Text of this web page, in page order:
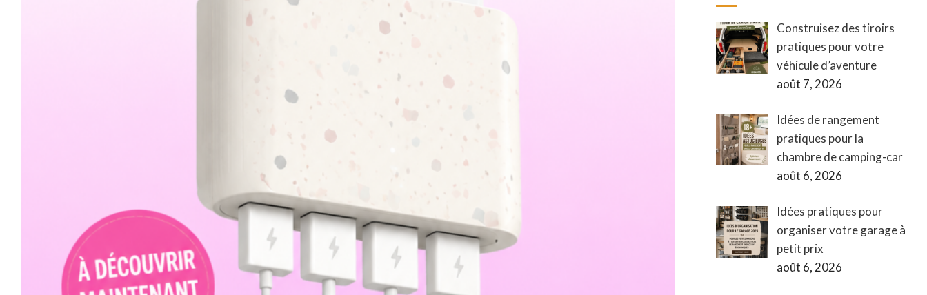
Construisez des tiroirs
pratiques pour votre
véhicule d’aventure
août 7, 2026
Idées de rangement
pratiques pour la
chambre de camping-car
août 6, 2026
Idées pratiques pour
organiser votre garage à
petit prix
août 6, 2026